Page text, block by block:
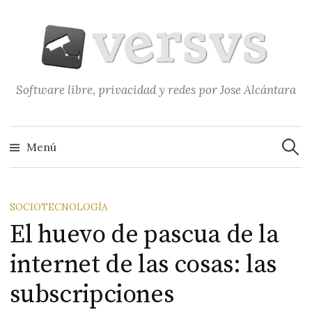
contenido
Software libre, privacidad y redes por Jose Alcántara
Menú
SOCIOTECNOLOGÍA
El huevo de pascua de la
internet de las cosas: las
subscripciones